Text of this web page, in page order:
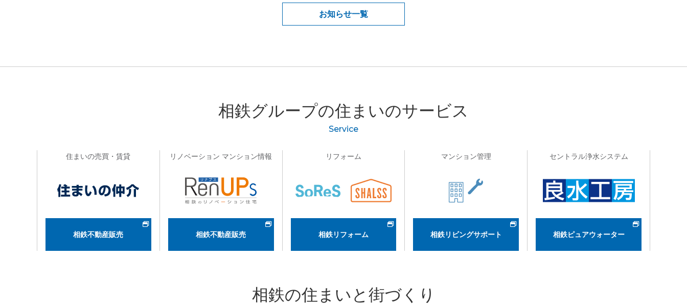
お知らせ一覧
相鉄グループの住まいのサービス
Service
住まいの売買・賃貸
相鉄不動産販売
リノベーション マンション情報
相鉄不動産販売
リフォーム
相鉄リフォーム
マンション管理
相鉄リビングサポート
セントラル浄水システム
相鉄ピュアウォーター
相鉄の住まいと街づくり